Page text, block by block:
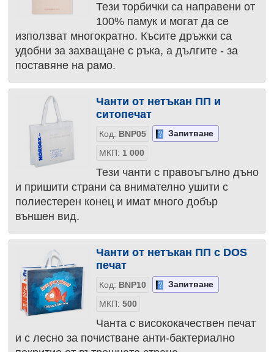
Тези торбички са направени от
100% памук и могат да се
използват многократно. Късите дръжки са
удобни за захващане с ръка, а дългите - за
поставяне на рамо.
Чанти от нетъкан ПП и
ситопечат
Код: BNP05
Запитване
МКП: 1 000
Тези чанти с правоъгълно дъно
и пришити страни са внимателно ушити с
полиестерен конец и имат много добър
външен вид.
Чанти от нетъкан ПП с DOS
печат
Код: BNP10
Запитване
МКП: 500
Чанта с висококачествен печат
и с лесно за почистване анти-бактериално